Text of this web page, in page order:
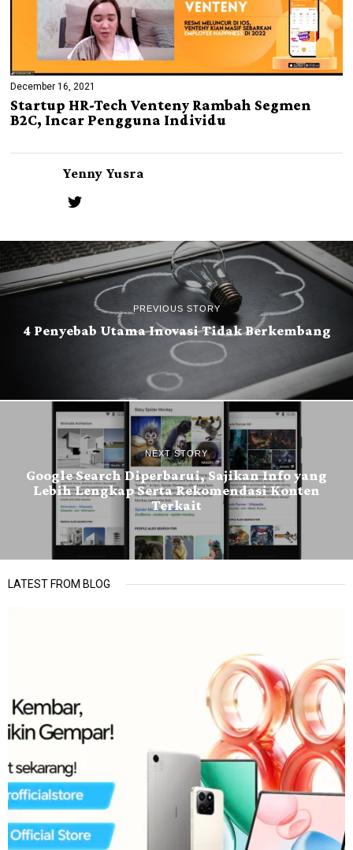
December 16, 2021
Startup HR-Tech Venteny Rambah Segmen
B2C, Incar Pengguna Individu
Yenny Yusra
PREVIOUS STORY
4 Penyebab Utama Inovasi Tidak Berkembang
NEXT STORY
Google Search Diperbarui, Sajikan Info yang
Lebih Lengkap Serta Rekomendasi Konten
Terkait
LATEST FROM BLOG